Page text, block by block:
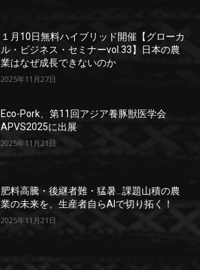
１月10日無料ハイブリッド開催【グローカ
ル・ビジネス・セミナーvol.33】日本の農
業はなぜ成長できないのか
2025年11月27日
Eco-Pork、第11回アジア養豚獣医学会
APVS2025に出展
2025年11月21日
肥料高騰・後継者難・猛暑…課題山積の農
業の未来を、生産者自らAIで切り拓く！
2025年11月21日